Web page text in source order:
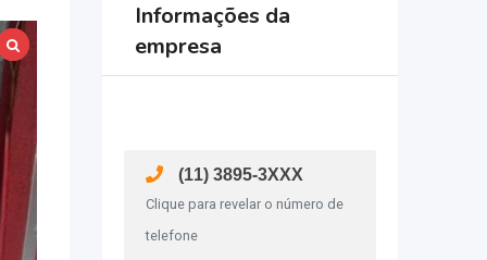
Informações da
empresa
(11) 3895-3XXX
Clique para revelar o número de
telefone